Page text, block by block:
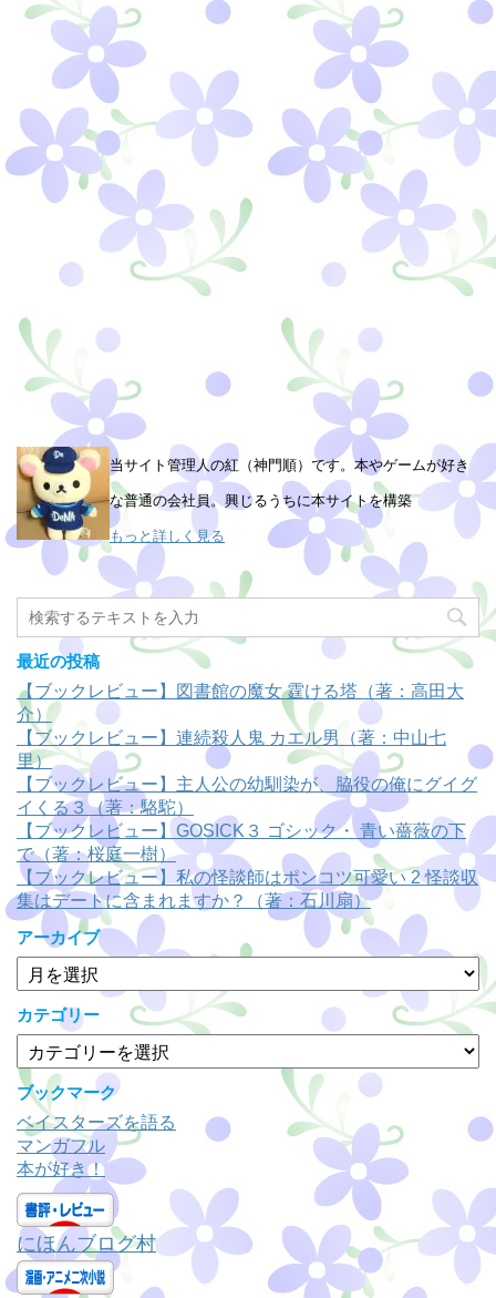
当サイト管理人の紅（神門順）です。本やゲームが好き
な普通の会社員。興じるうちに本サイトを構築
もっと詳しく見る
最近の投稿
【ブックレビュー】図書館の魔女 霆ける塔（著：高田大
介）
【ブックレビュー】連続殺人鬼 カエル男（著：中山七
里）
【ブックレビュー】主人公の幼馴染が、脇役の俺にグイグ
イくる３（著：駱駝）
【ブックレビュー】GOSICK３ ゴシック・ 青い薔薇の下
で（著：桜庭一樹）
【ブックレビュー】私の怪談師はポンコツ可愛い 2 怪談収
集はデートに含まれますか？（著：石川扇）
アーカイブ
ア
ー
カ
イ
ブ
カテゴリー
テ
ゴ
リ
ー
ブックマーク
ベイスターズを語る
マンガフル
本が好き！
にほんブログ村